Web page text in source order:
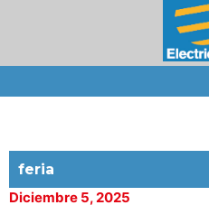
feria
Diciembre 5, 2025